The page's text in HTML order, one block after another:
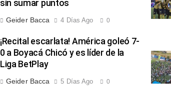
sin sumar puntos
Geider Bacca 4 Días Ago 0
¡Recital escarlata! América goleó 7-
0 a Boyacá Chicó y es líder de la
Liga BetPlay
Geider Bacca 5 Días Ago 0